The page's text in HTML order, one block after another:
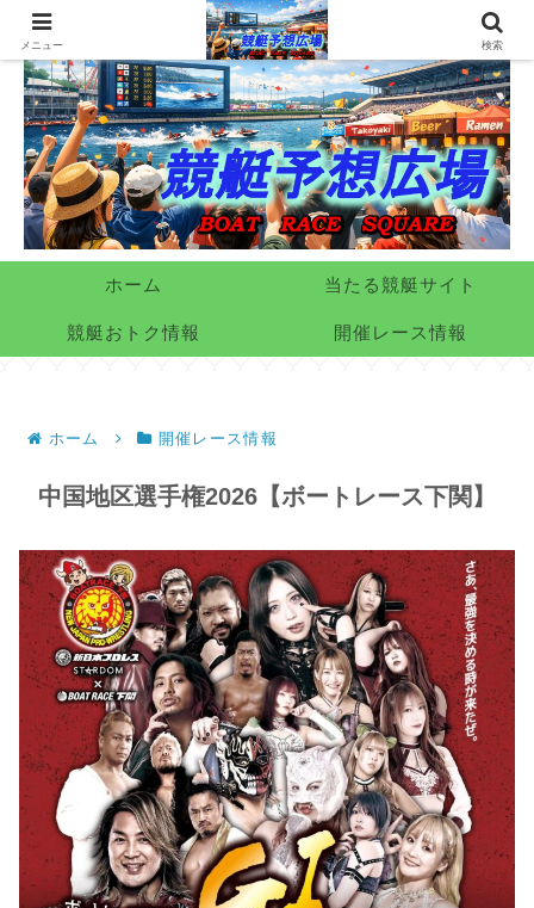
ホーム 当たる競艇サイト
競艇おトク情報 開催レース情報
ホーム 開催レース情報
中国地区選手権2026【ボートレース下関】
メニュー 検索